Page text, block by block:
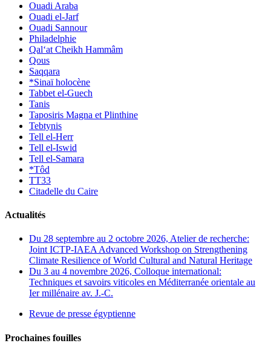
Ouadi Araba
Ouadi el-Jarf
Ouadi Sannour
Philadelphie
Qal‘at Cheikh Hammâm
Qous
Saqqara
*Sinaï holocène
Tabbet el-Guech
Tanis
Taposiris Magna et Plinthine
Tebtynis
Tell el-Herr
Tell el-Iswid
Tell el-Samara
*Tôd
TT33
Citadelle du Caire
Actualités
Du 28 septembre au 2 octobre 2026, Atelier de recherche:
Joint ICTP-IAEA Advanced Workshop on Strengthening
Climate Resilience of World Cultural and Natural Heritage
Du 3 au 4 novembre 2026, Colloque international:
Techniques et savoirs viticoles en Méditerranée orientale au
Ier millénaire av. J.-C.
Revue de presse égyptienne
Prochaines fouilles